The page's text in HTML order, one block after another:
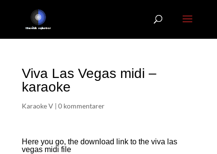
Viva Las Vegas midi –
karaoke
Karaoke V| 0 kommentarer
Here you go, the download link to the viva las
vegas midi file